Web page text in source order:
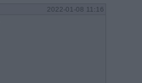
2022-01-08 11:16